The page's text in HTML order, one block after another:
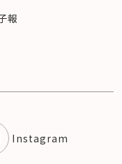
報
Instagram